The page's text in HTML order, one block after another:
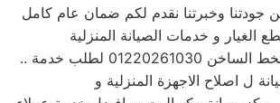
من جودتنا وخبرتنا نقدم لكم ضمان عام كامل
الغيار و خدمات الصيانة المنزلية
.. اتصل الان ب الخط الساخن 01220261030 لطلب خدمة
ل اصلاح الاجهزة المنزلية و